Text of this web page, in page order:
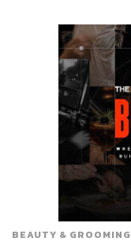
BEAUTY & GROOMING